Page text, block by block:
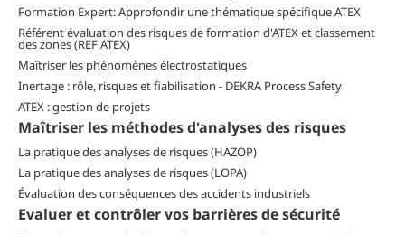
Formation Expert: Approfondir une thématique spécifique ATEX
Référent évaluation des risques de formation d'ATEX et classement
des zones (REF ATEX)
Maîtriser les phénomènes électrostatiques
Inertage : rôle, risques et fiabilisation - DEKRA Process Safety
ATEX : gestion de projets
Maîtriser les méthodes d'analyses des risques
La pratique des analyses de risques (HAZOP)
La pratique des analyses de risques (LOPA)
Évaluation des conséquences des accidents industriels
Evaluer et contrôler vos barrières de sécurité